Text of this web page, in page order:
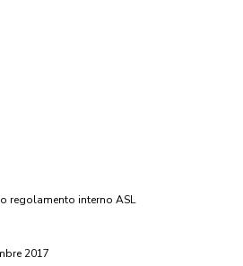
regolamento interno ASL
2017